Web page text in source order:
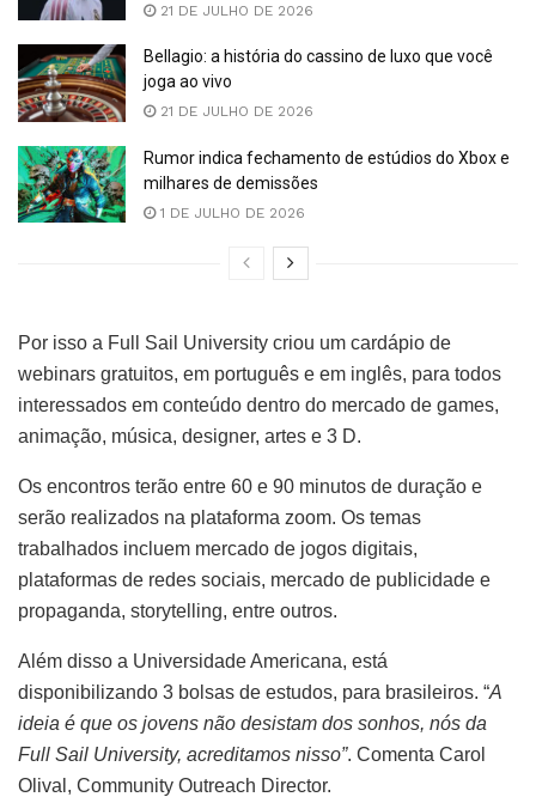
21 DE JULHO DE 2026
Bellagio: a história do cassino de luxo que você
joga ao vivo
21 DE JULHO DE 2026
Rumor indica fechamento de estúdios do Xbox e
milhares de demissões
1 DE JULHO DE 2026
Por isso a Full Sail University criou um cardápio de
webinars gratuitos, em português e em inglês, para todos
interessados em conteúdo dentro do mercado de games,
animação, música, designer, artes e 3 D.
Os encontros terão entre 60 e 90 minutos de duração e
serão realizados na plataforma zoom. Os temas
trabalhados incluem mercado de jogos digitais,
plataformas de redes sociais, mercado de publicidade e
propaganda, storytelling, entre outros.
Além disso a Universidade Americana, está
disponibilizando 3 bolsas de estudos, para brasileiros. “A
ideia é que os jovens não desistam dos sonhos, nós da
Full Sail University, acreditamos nisso”. Comenta Carol
Olival, Community Outreach Director.